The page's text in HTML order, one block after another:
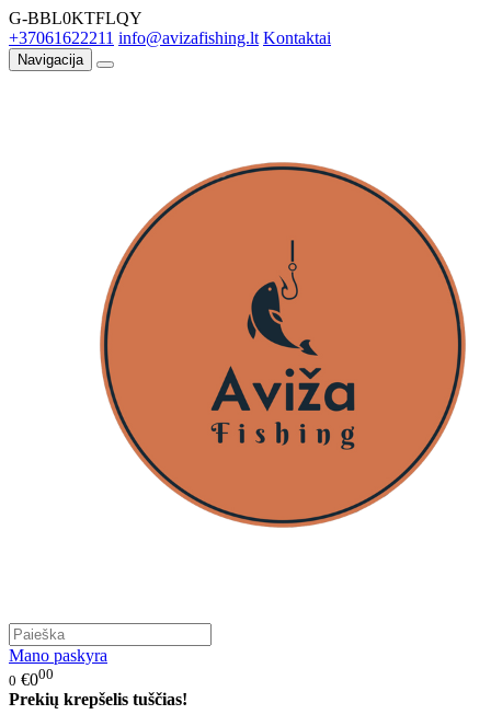
G-BBL0KTFLQY
+37061622211 info@avizafishing.lt Kontaktai
Navigacija
Mano paskyra
0 €000
Prekių krepšelis tuščias!